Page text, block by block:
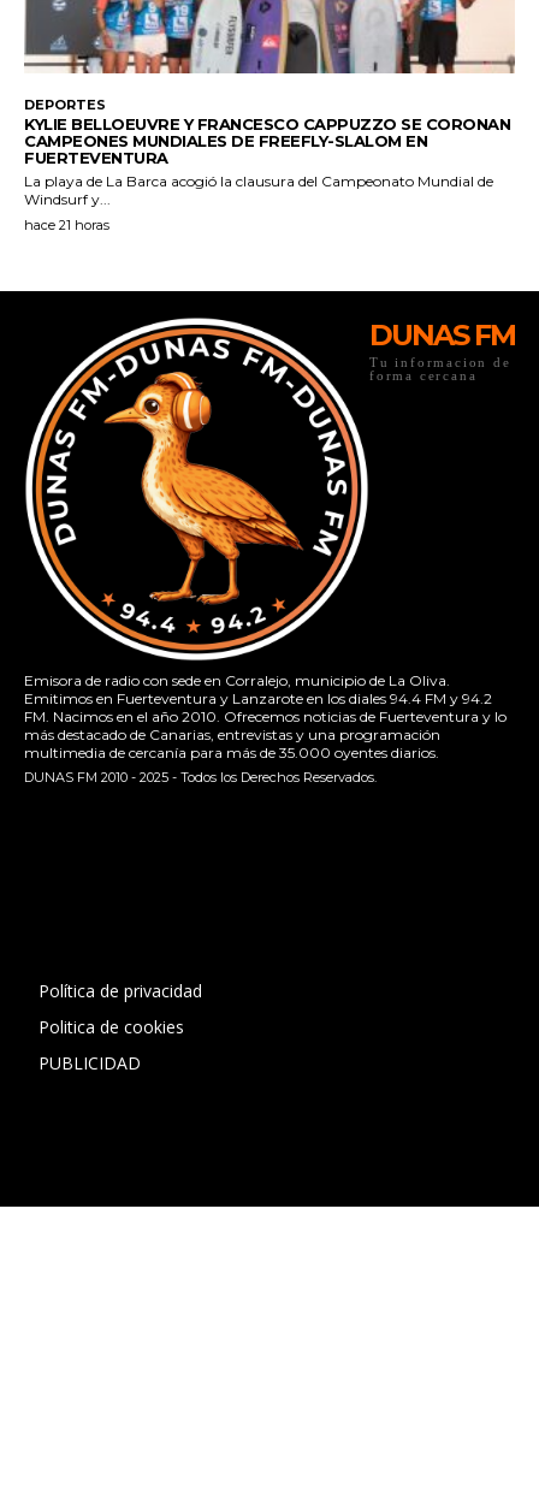
DUNAS FM
Tu informacion de
forma cercana
Emisora de radio con sede en Corralejo, municipio de La Oliva.
Emitimos en Fuerteventura y Lanzarote en los diales 94.4 FM y 94.2
FM. Nacimos en el año 2010. Ofrecemos noticias de Fuerteventura y lo
más destacado de Canarias, entrevistas y una programación
multimedia de cercanía para más de 35.000 oyentes diarios.
DUNAS FM 2010 - 2025 - Todos los Derechos Reservados.
Política de privacidad
Politica de cookies
PUBLICIDAD